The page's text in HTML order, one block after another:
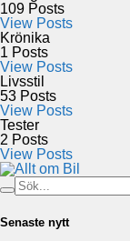
109 Posts
View Posts
Krönika
1 Posts
View Posts
Livsstil
53 Posts
View Posts
Tester
2 Posts
View Posts
Senaste nytt